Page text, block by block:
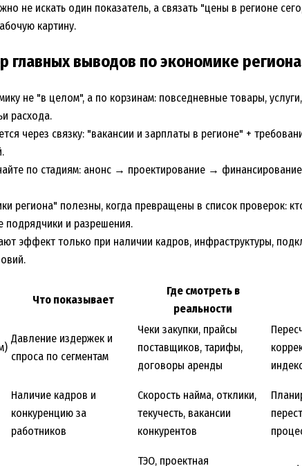
не искать один показатель, а связать "цены в регионе
картину.
главных выводов по экономике региона
не "в целом", а по корзинам: повседневные товары,
расхода.
через связку: "вакансии и зарплаты в регионе" +
по стадиям: анонс → проектирование →
региона" полезны, когда превращены в список проверок:
подрядчики и разрешения.
эффект только при наличии кадров, инфраструктуры,
Что показывает
Где смотреть в
реальности
Давление издержек и
спроса по сегментам
Чеки закупки, прайсы
поставщиков, тарифы,
договоры аренды
Наличие кадров и
конкуренцию за
работников
Скорость найма, отклики,
текучесть, вакансии
конкурентов
ТЭО, проектная